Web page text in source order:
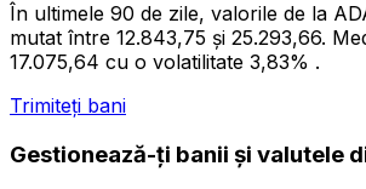
În ultimele 90 de zile, valorile de la
mutat între 12.843,75 și 25.293,66.
17.075,64 cu o volatilitate 3,83% .
Trimiteți bani
Gestionează-ți banii și valutele